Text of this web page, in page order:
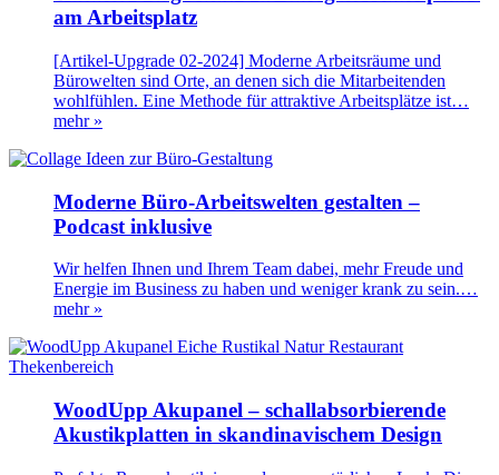
am Arbeitsplatz
[Artikel-Upgrade 02-2024] Moderne Arbeitsräume und
Bürowelten sind Orte, an denen sich die Mitarbeitenden
wohlfühlen. Eine Methode für attraktive Arbeitsplätze ist…
mehr »
Moderne Büro-Arbeitswelten gestalten –
Podcast inklusive
Wir helfen Ihnen und Ihrem Team dabei, mehr Freude und
Energie im Business zu haben und weniger krank zu sein.…
mehr »
WoodUpp Akupanel – schallabsorbierende
Akustikplatten in skandinavischem Design